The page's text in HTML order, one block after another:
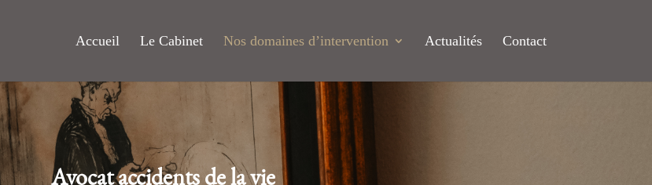
Accueil Le Cabinet Nos domaines d’intervention Actualités Contact
Avocat accidents de la vie